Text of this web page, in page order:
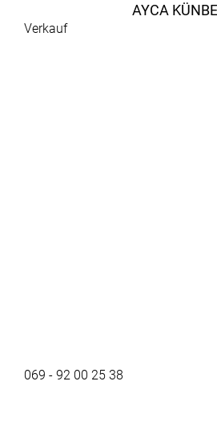
AYCA
Verkauf
069 - 92 00 25 38